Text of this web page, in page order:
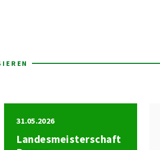
31.05.2026
Landesmeisterschaft